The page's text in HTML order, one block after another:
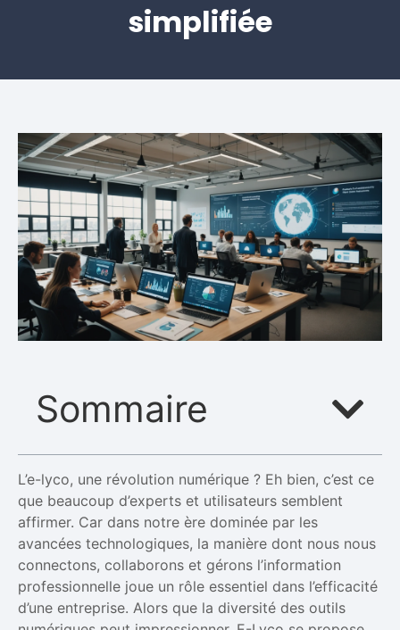
simplifiée
Sommaire
L’e-lyco, une révolution numérique ? Eh bien, c’est ce
que beaucoup d’experts et utilisateurs semblent
affirmer. Car dans notre ère dominée par les
avancées technologiques, la manière dont nous nous
connectons, collaborons et gérons l’information
professionnelle joue un rôle essentiel dans l’efficacité
d’une entreprise. Alors que la diversité des outils